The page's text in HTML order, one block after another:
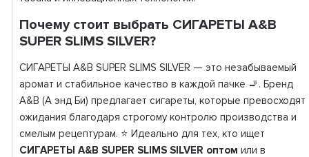
Почему стоит выбрать СИГАРЕТЫ A&B
SUPER SLIMS SILVER?
СИГАРЕТЫ A&B SUPER SLIMS SILVER — это незабываемый
аромат и стабильное качество в каждой пачке 🚬. Бренд
A&B (А энд Би) предлагает сигареты, которые превосходят
ожидания благодаря строгому контролю производства и
смелым рецептурам. ⭐ Идеально для тех, кто ищет
СИГАРЕТЫ A&B SUPER SLIMS SILVER оптом или в